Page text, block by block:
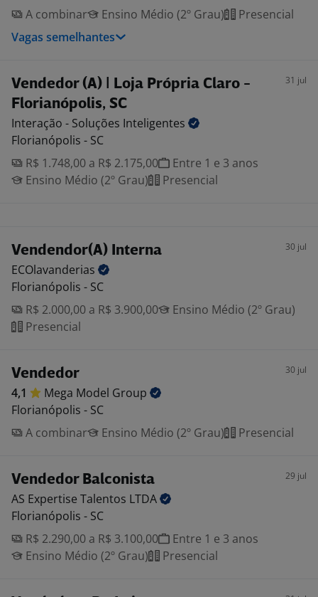
A combinar
Ensino Médio (2º Grau)
Presencial
Vagas semelhantes
Vendedor (A) | Loja Própria Claro -
Florianópolis, SC
31 jul
Interação - Soluções Inteligentes
Florianópolis - SC
R$ 1.748,00 a R$ 2.175,00
Entre 1 e 3 anos
Ensino Médio (2º Grau)
Presencial
Vendendor(A) Interna 30 jul
ECOlavanderias
Florianópolis - SC
R$ 2.000,00 a R$ 3.900,00
Ensino Médio (2º Grau)
Presencial
Vendedor 30 jul
4,1 Mega Model Group
Florianópolis - SC
A combinar
Ensino Médio (2º Grau) Presencial
Vendedor Balconista 29 jul
AS Expertise Talentos LTDA
Florianópolis - SC
R$ 2.290,00 a R$ 3.100,00
Entre 1 e 3 anos
Ensino Médio (2º Grau)
Presencial